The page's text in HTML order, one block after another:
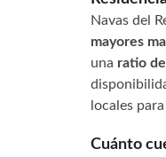
Navas del
mayores
una ratio
locales
Cuánto